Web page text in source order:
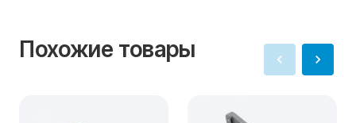
Похожие товары